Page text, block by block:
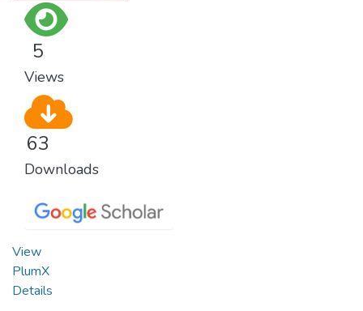
5
Views
63
Downloads
View
PlumX
Details